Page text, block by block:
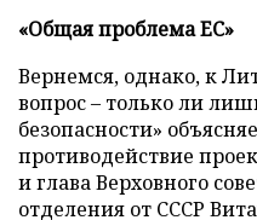
«Общая проблема ЕС»
Вернемся, однако, к
вопрос – только ли
безопасности»
противодействие
и глава Верховного
отделения от СССР